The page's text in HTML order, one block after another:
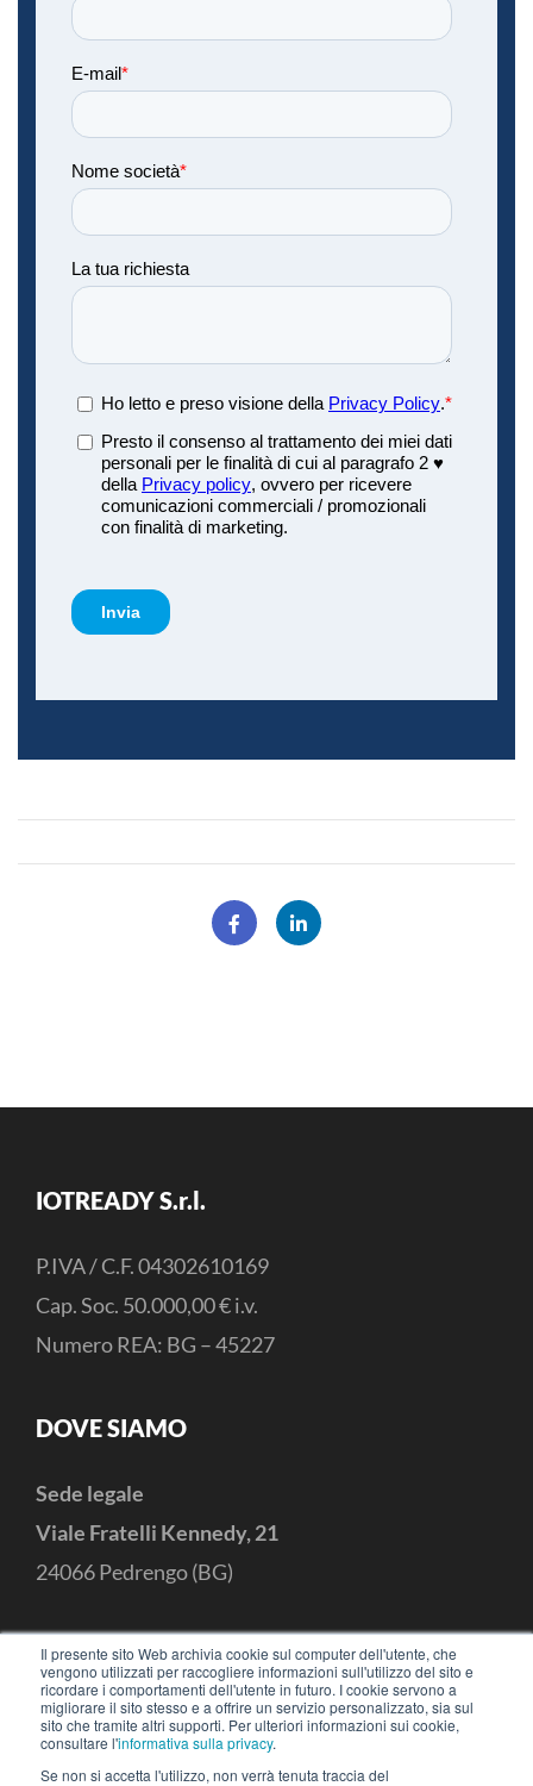
Il presente sito Web archivia cookie sul computer dell'utente, che
vengono utilizzati per raccogliere informazioni sull'utilizzo del sito e
ricordare i comportamenti dell'utente in futuro. I cookie servono a
migliorare il sito stesso e a offrire un servizio personalizzato, sia sul
sito che tramite altri supporti. Per ulteriori informazioni sui cookie,
consultare l'informativa sulla privacy.
Se non si accetta l'utilizzo, non verrà tenuta traccia del
IOTREADY S.r.l.
P.IVA / C.F. 04302610169
Cap. Soc. 50.000,00 € i.v.
Numero REA: BG – 45227
DOVE SIAMO
Sede legale
Viale Fratelli Kennedy, 21
24066 Pedrengo (BG)
CONTATTI
+39 035 3053414 hello@iotready.it